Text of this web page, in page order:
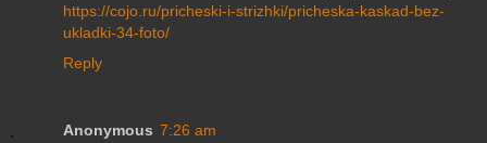
https://cojo.ru/pricheski-i-strizhki/pricheska-kaskad-bez-
ukladki-34-foto/
Reply
Anonymous 7:26 am